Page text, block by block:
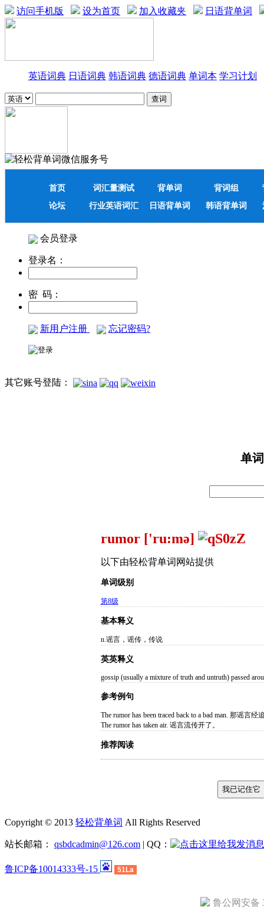
访问手机版 设为首页 加入收藏夹 日语背单词
英语词典 日语词典 韩语词典 德语词典 单词本 学习计划
首页 词汇量测试 背单词 背词组
论坛
行业英语词汇 日语背单词 韩语背单词
会员登录
登录名：
密 码：
新用户注册 忘记密码?
其它账号登陆：
单
rumor ['ru:mə]
以下由轻松背单词网站提供
单词级别
第8级
基本释义
n.谣言，谣传，传说
英英释义
gossip (usually a mixture of truth and untruth) passed
参考例句
The rumor has been traced back to a bad man. 那谣言
The rumor has taken air. 谣言流传开了。
推荐阅读
Copyright © 2013 轻松背单词 All Rights Reserved
站长邮箱： qsbdcadmin@126.com | QQ：
鲁ICP备10014333号-15 51La
鲁公网安备